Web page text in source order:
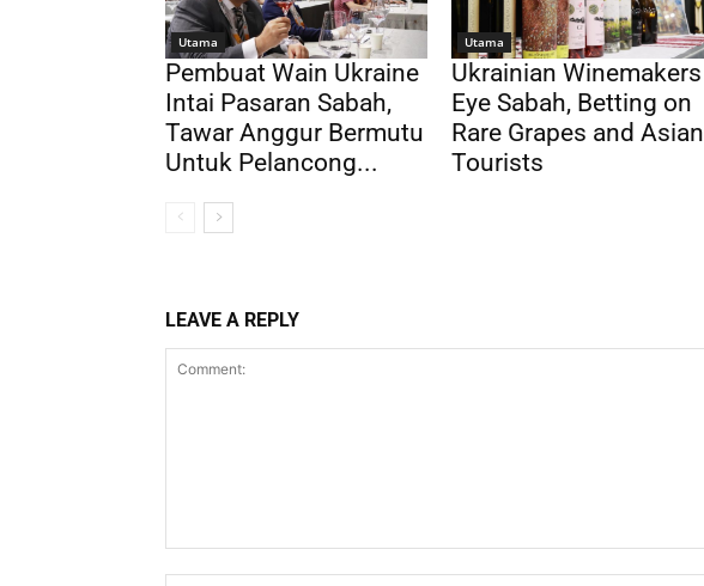
Utama
Pembuat Wain Ukraine
Intai Pasaran Sabah,
Tawar Anggur Bermutu
Untuk Pelancong...
Utama
Ukrainian Winemakers
Eye Sabah, Betting on
Rare Grapes and Asian
Tourists
LEAVE A REPLY